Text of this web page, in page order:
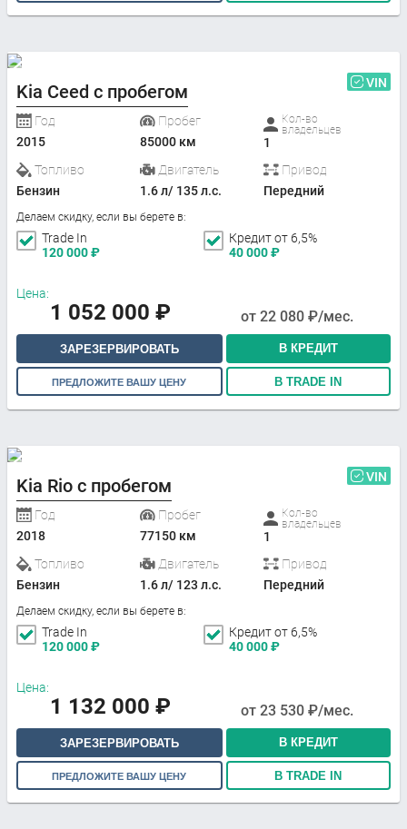
Kia Ceed с пробегом VIN
Год
2015
Пробег
85000 км
Кол-во
владельцев
1
Топливо
Бензин
Двигатель
1.6 л/ 135 л.с.
Привод
Передний
Делаем скидку, если вы берете в:
Trade In
120 000₽
Кредит от 6,5%
40 000₽
Цена:
1 052 000 ₽ от 22 080 ₽/мес.
ЗАРЕЗЕРВИРОВАТЬ В КРЕДИТ
ПРЕДЛОЖИТЕ ВАШУ ЦЕНУ В TRADE IN
Kia Rio с пробегом VIN
Год
2018
Пробег
77150 км
Кол-во
владельцев
1
Топливо
Бензин
Двигатель
1.6 л/ 123 л.с.
Привод
Передний
Делаем скидку, если вы берете в:
Trade In
120 000₽
Кредит от 6,5%
40 000₽
Цена:
1 132 000 ₽ от 23 530 ₽/мес.
ЗАРЕЗЕРВИРОВАТЬ В КРЕДИТ
ПРЕДЛОЖИТЕ ВАШУ ЦЕНУ В TRADE IN